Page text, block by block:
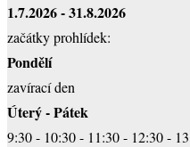
1.7.2026 - 31.8.2026
začátky prohlídek:
Pondělí
zavírací den
Úterý - Pátek
9:30 - 10:30 - 11:30 - 12:30 -